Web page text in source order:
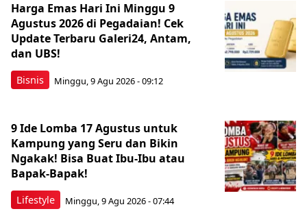
Bisnis
Harga Emas Hari Ini Minggu 9
Agustus 2026 di Pegadaian! Cek
Update Terbaru Galeri24, Antam,
dan UBS!
Minggu, 9 Agu 2026 - 09:12
Lifestyle
9 Ide Lomba 17 Agustus untuk
Kampung yang Seru dan Bikin
Ngakak! Bisa Buat Ibu-Ibu atau
Bapak-Bapak!
Minggu, 9 Agu 2026 - 07:44